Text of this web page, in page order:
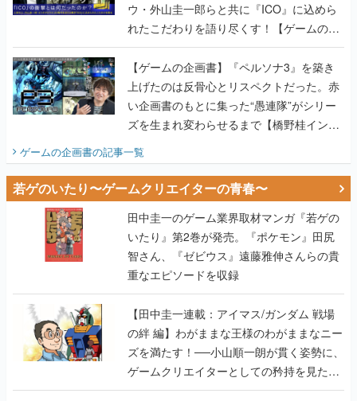
ウ・外山圭一郎らと共に『ICO』に込めら
れたこだわりを語り尽くす！【ゲームの企
画書】
【ゲームの企画書】『ペルソナ3』を築き
上げたのは反骨心とリスペクトだった。赤
い企画書のもとに集った“愚連隊”がシリー
ズを生まれ変わらせるまで【橋野桂インタ
ビュー】
ゲームの企画書の記事一覧
若ゲのいたり〜ゲームクリエイターの青春〜
田中圭一のゲーム業界取材マンガ『若ゲの
いたり』第2巻が発売。『ポケモン』田尻
智さん、『ゼビウス』遠藤雅伸さんらの貴
重なエピソードを収録
【田中圭一連載：アイマス/ガンダム 戦場
の絆 編】わがままな王様のわがままなニー
ズを満たす！──小山順一朗が貫く姿勢に、
ゲームクリエイターとしての矜持を見た
【若ゲのいたり最終回】